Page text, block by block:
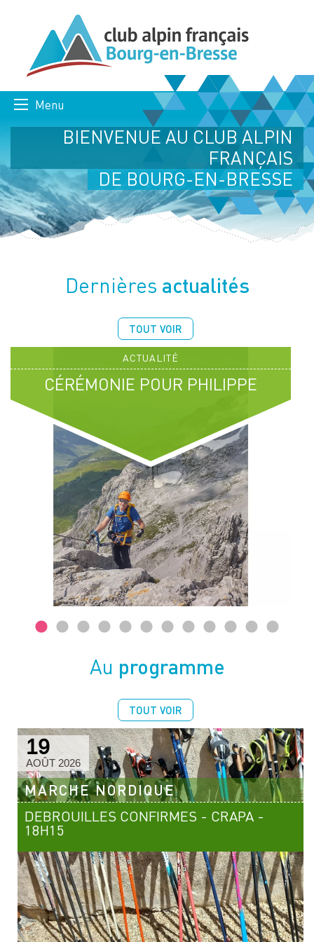
Menu
BIENVENUE AU CLUB ALPIN
FRANÇAIS
DE BOURG-EN-BRESSE
Dernières actualités
TOUT VOIR
CÉRÉMONIE POUR PHILIPPE
ACTUALITÉ
Au programme
TOUT VOIR
19
AOÛT 2026
MARCHE NORDIQUE
DEBROUILLES CONFIRMES - CRAPA -
18H15